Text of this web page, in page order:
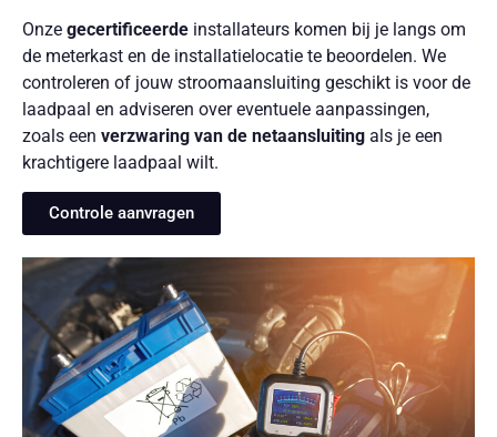
Onze gecertificeerde installateurs komen bij je langs om
de meterkast en de installatielocatie te beoordelen. We
controleren of jouw stroomaansluiting geschikt is voor de
laadpaal en adviseren over eventuele aanpassingen,
zoals een verzwaring van de netaansluiting als je een
krachtigere laadpaal wilt.
Controle aanvragen